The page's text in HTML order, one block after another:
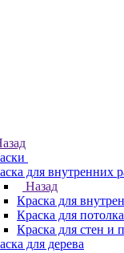
для внутренних
Назад
Краска для
Краска для потолка
Краска для стен и
для дерева